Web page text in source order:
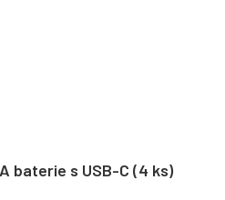
baterie s USB-C (4 ks)